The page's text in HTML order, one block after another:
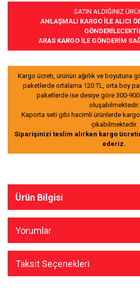
SATIN ALDIĞINIZ
ANLAŞMALI KARGO İLE ALICI
ARAS KARGO İLE GÖNDERİM
Kargo ücreti, ürünün ağırlık ve boyutuna
paketlerde ortalama 120 TL, orta boy
paketlerde ise desiye göre 300-900
oluşabilmektedir.
Kaporta seti gibi hacimli ürünlerde
çıkabilmektedir.
Siparişinizi teslim alırken kargo
ederiz.
Ürün Bilgisi
Yorumlar
Taksit Seçenekleri